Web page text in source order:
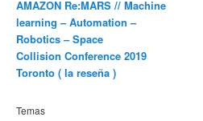
AMAZON Re:MARS // Machine
learning – Automation –
Robotics – Space
Collision Conference 2019
Toronto ( la reseña )
Temas